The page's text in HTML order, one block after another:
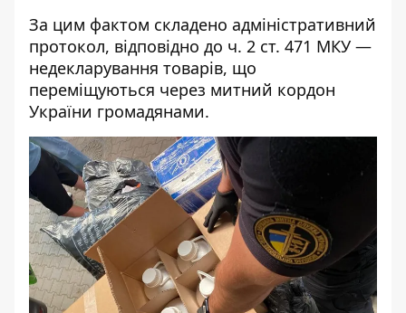
За цим фактом складено адміністративний
протокол, відповідно до ч. 2 ст. 471 МКУ —
недекларування товарів, що
переміщуються через митний кордон
України громадянами.